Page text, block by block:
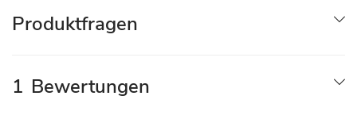
Produktfragen
1 Bewertungen